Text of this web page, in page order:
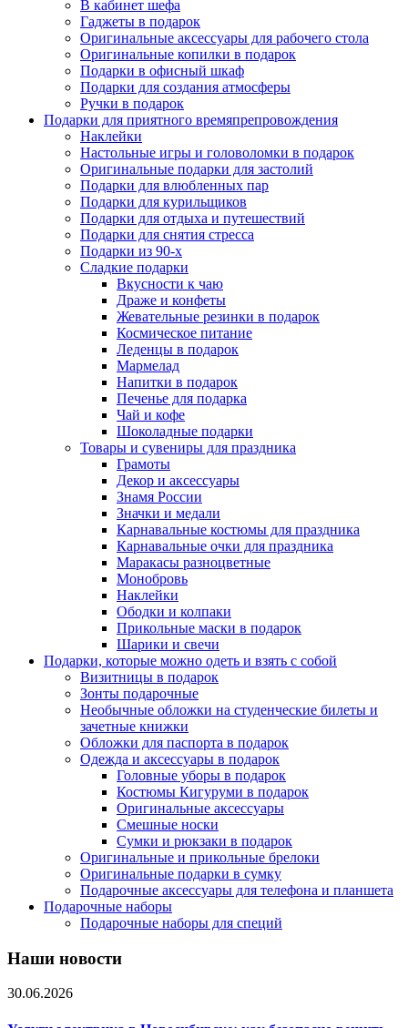
В кабинет шефа
Гаджеты в подарок
Оригинальные аксессуары для рабочего стола
Оригинальные копилки в подарок
Подарки в офисный шкаф
Подарки для создания атмосферы
Ручки в подарок
Подарки для приятного времяпрепровождения
Наклейки
Настольные игры и головоломки в подарок
Оригинальные подарки для застолий
Подарки для влюбленных пар
Подарки для курильщиков
Подарки для отдыха и путешествий
Подарки для снятия стресса
Подарки из 90-х
Сладкие подарки
Вкусности к чаю
Драже и конфеты
Жевательные резинки в подарок
Космическое питание
Леденцы в подарок
Мармелад
Напитки в подарок
Печенье для подарка
Чай и кофе
Шоколадные подарки
Товары и сувениры для праздника
Грамоты
Декор и аксессуары
Знамя России
Значки и медали
Карнавальные костюмы для праздника
Карнавальные очки для праздника
Маракасы разноцветные
Монобровь
Наклейки
Ободки и колпаки
Прикольные маски в подарок
Шарики и свечи
Подарки, которые можно одеть и взять с собой
Визитницы в подарок
Зонты подарочные
Необычные обложки на студенческие билеты и
зачетные книжки
Обложки для паспорта в подарок
Одежда и аксессуары в подарок
Головные уборы в подарок
Костюмы Кигуруми в подарок
Оригинальные аксессуары
Смешные носки
Сумки и рюкзаки в подарок
Оригинальные и прикольные брелоки
Оригинальные подарки в сумку
Подарочные аксессуары для телефона и планшета
Подарочные наборы
Подарочные наборы для специй
Наши новости
30.06.2026